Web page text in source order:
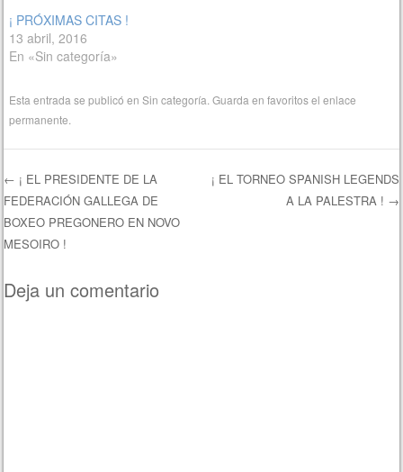
¡ PRÓXIMAS CITAS !
13 abril, 2016
En «Sin categoría»
Esta entrada se publicó enSin categoría. Guarda en favoritos elenlace
permanente.
Navegación de entradas
← ¡ EL PRESIDENTE DE LA
FEDERACIÓN GALLEGA DE
BOXEO PREGONERO EN NOVO
MESOIRO !
¡ EL TORNEO SPANISH LEGENDS
A LA PALESTRA ! →
Deja un comentario